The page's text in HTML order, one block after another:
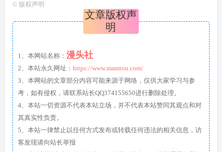
© 版权声明
文章版权声
明
1、本网站名称： 漫头社
2、本站永久网址： https://www.mamtou.com/
3、本网站的文章部分内容可能来源于网络，仅供大家学习与参
考，如有侵权，请联系站长QQ374155650进行删除处理。
4、本站一切资源不代表本站立场，并不代表本站赞同其观点和对
其真实性负责。
5、本站一律禁止以任何方式发布或转载任何违法的相关信息，访
客发现请向站长举报